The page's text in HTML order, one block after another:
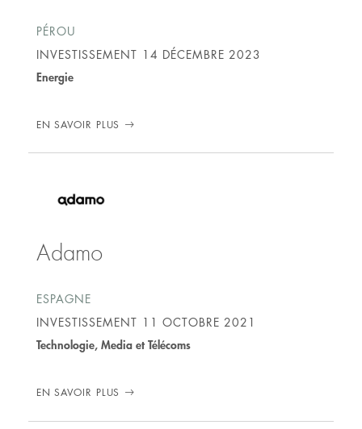
PÉROU
INVESTISSEMENT 14 DÉCEMBRE 2023
Energie
EN SAVOIR PLUS
Adamo
ESPAGNE
INVESTISSEMENT 11 OCTOBRE 2021
Technologie, Media et Télécoms
EN SAVOIR PLUS